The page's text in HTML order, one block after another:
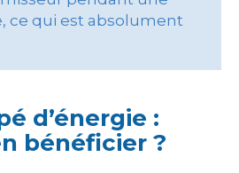
ce qui est absolument
d’énergie :
bénéficier ?